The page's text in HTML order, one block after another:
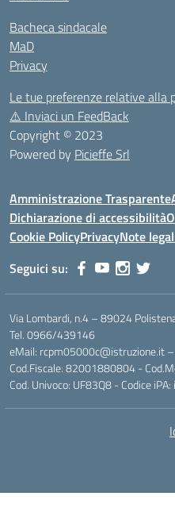
Bacheca sindacale
MaD
Privacy
Le tue preferenze relative alla
⚠️ Inviaci un FeedBack
Copyright © 2023
Powered by Picieffe Srl
Amministrazione Trasparente
Dichiarazione di accessibilità
Cookie PolicyPrivacyNote
Seguici su:
Via Lombardi, n.4 – 89024
Tel. 0966/439146
eMail: rcpm05000c@istruzione.it
Cod.Fiscale: 82001880804 -
Cod. Univoco: UF83Q8 - Codice